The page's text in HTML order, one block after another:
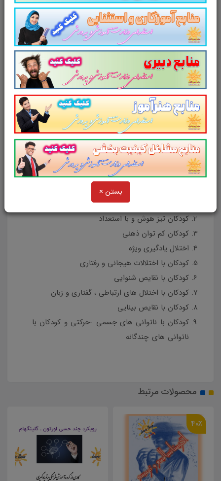
بستن ×
موجب قوانین، کودکانی را که دارای معلولیت های مختلف
بودند از فراز صخره ها به پایین پرت کرده، می کشتند. این
قوانین به خصوص در نزد اسپارت ها به اجرا در می آمد. با
ظهور اسلام، روانشناسی دستخوش تحولات عظیمی شده و
بسیاری از آراء و نظرات اندیشمندان تغییر یافت. بی تردید،
می توان امام محمد غزالی را در میان جمع دانشمندان
اسلامی اعم از فارابی و ابن سینا، بنیان گذار روانشناسی
اسلامی در قرن پنجم به حساب آورد. وی برای نخستین بار
به عنوان یک دانشمند روان شناس، پایه های روانشناسی
اسلامی را طرح ریزی کرد.
معرفی مباحث کتاب روانشناسی کودکان استثنایی
تاریخچه ، تعریف و طبقه بندی کودکان استثنایی
کودکان تیز هوش و با استعداد
کودکان کم توان ذهنی
اختلال یادگیری ویژه
کودکان با اختلالات هیجانی و رفتاری
کودکان با نقایص شنوایی
کودکان با اختلال های ارتباطی ، گفتاری و زبان
کودکان با نقایص بینایی
کودکان با ناتوانی های جسمی -حرکتی و کودکان با
ناتوانی های چندگانه
محصولات مرتبط